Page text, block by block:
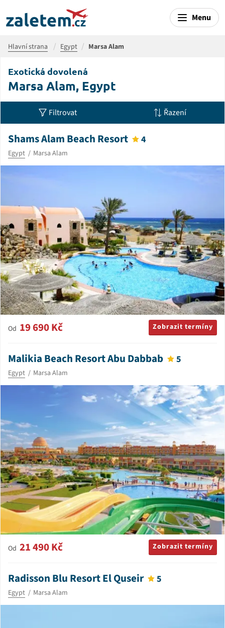
Menu
Hlavní strana Egypt Marsa Alam
Exotická dovolená
Marsa Alam, Egypt
Filtrovat Řazení
Shams Alam Beach Resort 4
Egypt Marsa Alam
Od 19 690 Kč Zobrazit termíny
Malikia Beach Resort Abu Dabbab 5
Egypt Marsa Alam
Od 21 490 Kč Zobrazit termíny
Radisson Blu Resort El Quseir 5
Egypt Marsa Alam